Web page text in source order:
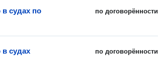
по договорённости
судах по
по договорённости
судах